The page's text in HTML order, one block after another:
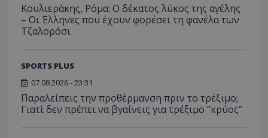
Κουλιεράκης, Ρόμα: Ο δέκατος λύκος της αγέλης
– Οι Έλληνες που έχουν φορέσει τη φανέλα των
Τζαλορόσι
SPORTS PLUS
07.08.2026 - 23:31
Παραλείπεις την προθέρμανση πριν το τρέξιμο;
Γιατί δεν πρέπει να βγαίνεις για τρέξιμο “κρύος”